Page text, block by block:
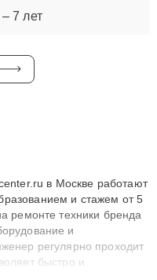
7 лет
в Москве работают
и стажем от 5
ремонте техники бренда
и
регулярно проходит
быстро и